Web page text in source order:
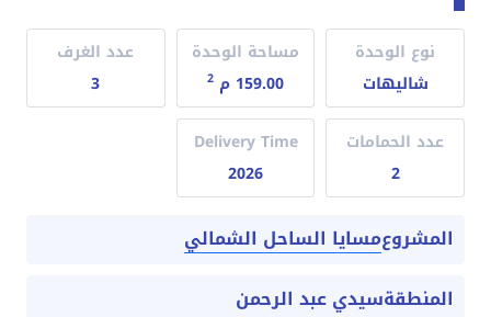
نوع الوحدة
شاليهات
مساحة الوحدة
159.00 م
2
عدد الغرف
3
عدد الحمامات
2
Delivery Time
2026
المشروعمسايا الساحل الشمالي
المنطقةسيدي عبد الرحمن